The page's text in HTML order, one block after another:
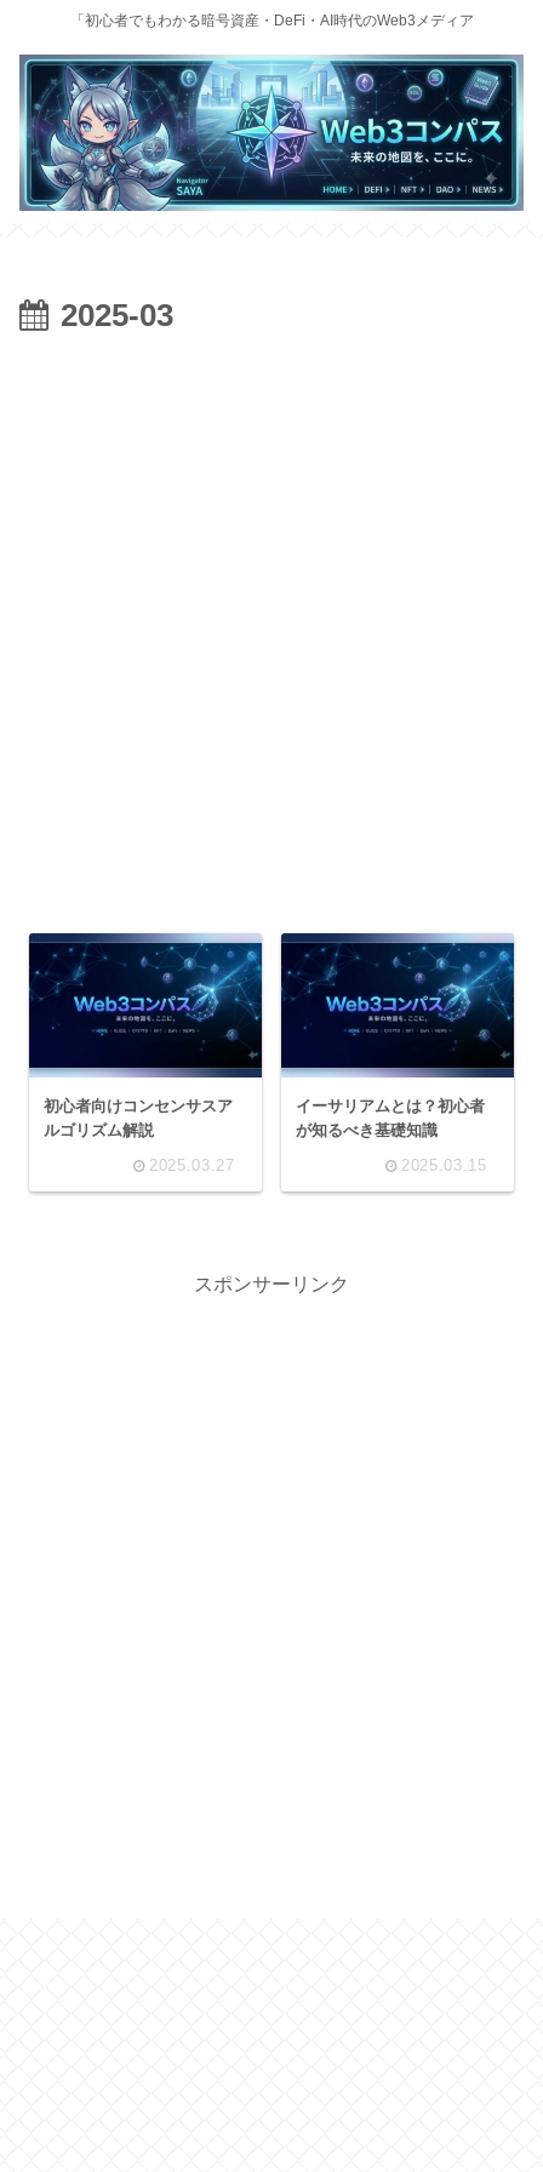
「初心者でもわかる暗号資産・DeFi・AI時代のWeb3メディア
2025-03
初心者向けコンセンサスア
ルゴリズム解説
2025.03.27
イーサリアムとは？初心者
が知るべき基礎知識
2025.03.15
スポンサーリンク